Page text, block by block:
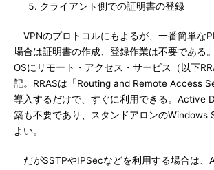
クライアント側での証明書の登録
VPNのプロトコルにもよるが、一番簡単な
場合は証明書の作成、登録作業は不要である
OSにリモート・アクセス・サービス（以下
記。RRASは「Routing and Remote Access
導入するだけで、すぐに利用できる。Active
築も不要であり、スタンドアロンのWindows
よい。
だがSSTPやIPSecなどを利用する場合は